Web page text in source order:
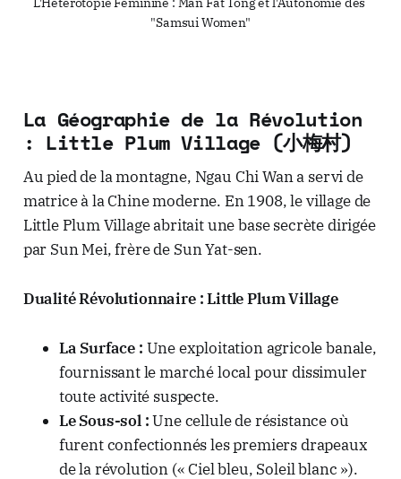
"Samsui Women"
La Géographie de la Révolution
: Little Plum Village (小梅村)
Au pied de la montagne, Ngau Chi Wan a servi de
matrice à la Chine moderne. En 1908, le village de
Little Plum Village abritait une base secrète dirigée
par Sun Mei, frère de Sun Yat-sen.
Dualité Révolutionnaire : Little Plum Village
La Surface : Une exploitation agricole banale,
fournissant le marché local pour dissimuler
toute activité suspecte.
Le Sous-sol :Une cellule de résistance où
furent confectionnés les premiers drapeaux
de la révolution (« Ciel bleu, Soleil blanc »).